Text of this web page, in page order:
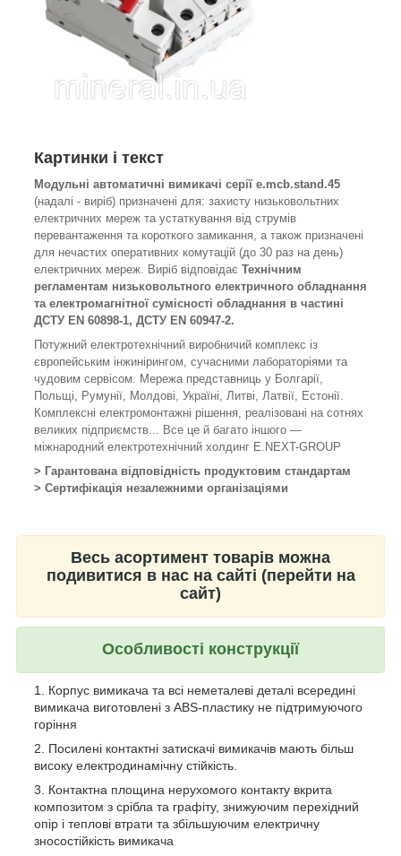
Картинки і текст
Модульні автоматичні вимикачі серії e.mcb.stand.45
(надалі - виріб) призначені для: захисту низьковольтних
електричних мереж та устаткування від струмів
перевантаження та короткого замикання, а також призначені
для нечастих оперативних комутацій (до 30 раз на день)
eлектричних мереж. Виріб відповідає Технічним
регламентам низьковольтного електричного обладнання
та електромагнітної сумісності обладнання в частині
ДСТУ EN 60898-1, ДСТУ EN 60947-2.
Потужний електротехнічний виробничий комплекс із
європейським інжинірингом, сучасними лабораторіями та
чудовим сервісом. Мережа представниць у Болгарії,
Польщі, Румунії, Молдові, Україні, Литві, Латвії, Естонії.
Комплексні електромонтажні рішення, реалізовані на сотнях
великих підприємств... Все це й багато іншого —
міжнародний електротехнічний холдинг E.NEXT-GROUP
> Гарантована відповідність продуктовим стандартам
> Сертифікація незалежними організаціями
Весь асортимент товарів можна
подивитися в нас на сайті (перейти на
сайт)
Особливості конструкції
Корпус вимикача та всі неметалеві деталі всередині
вимикача виготовлені з ABS-пластику не підтримуючого
горіння
Посилені контактні затискачі вимикачів мають більш
високу електродинамічну стійкість.
Контактна площина нерухомого контакту вкрита
композитом з срібла та графіту, знижуючим перехідний
опір і теплові втрати та збільшуючим електричну
зносостійкість вимикача